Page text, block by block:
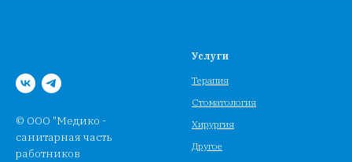
© ООО "Медико -
санитарная часть
работников
Услуги
Терапия
Стоматология
Хирургия
Другое